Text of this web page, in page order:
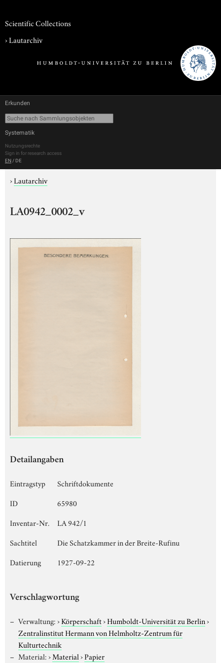
Scientific Collections
›Lautarchiv
Erkunden
Systematik
Nutzungsrechte
Sign in for research access
EN / DE
›Lautarchiv
LA0942_0002_v
Detailangaben
Eintragstyp
Schriftdokumente
ID
65980
Inventar-Nr.
LA 942/1
Sachtitel
Die Schatzkammer in der Breite-Rufinu
Datierung
1927-09-22
Verschlagwortung
Verwaltung:›Körperschaft›Humboldt-Universität zu Berlin›
Zentralinstitut Hermann von Helmholtz-Zentrum für
Kulturtechnik
Material:›Material›Papier